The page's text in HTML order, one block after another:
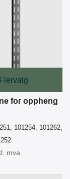
Flervalg
for oppheng
101254, 101262,
mva.